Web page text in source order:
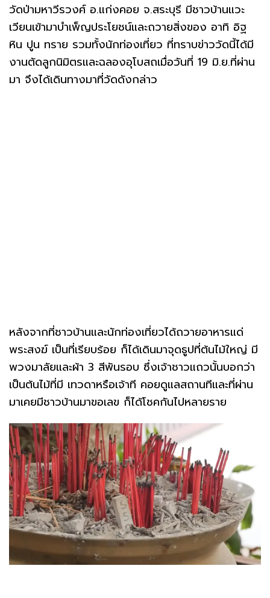
วัดป่ามหาวีรวงศ์ อ.แก่งคอย จ.สระบุรี มีชาวบ้านแวะ
เวียนเข้ามาบำเพ็ญประโยชน์และถวายสิ่งของ อาทิ อิฐ
หิน ปูน ทราย รวมทั้งนักท่องเที่ยว ที่ทราบข่าววัดนี้ได้มี
งานตัดลูกนิมิตรและฉลองอุโบสถเมื่อวันที่ 19 มิ.ย.ที่ผ่าน
มา จึงได้เดินทางมาที่วัดดังกล่าว
หลังจากที่ชาวบ้านและนักท่องเที่ยวได้ถวายอาหารแด่
พระสงฆ์ เป็นที่เรียบร้อย ก็ได้เดินมาจุดธูปที่ต้นไม้ใหญ่ มี
พวงมาลัยและผ้า 3 สีพันรอบ ซึ่งเจ้าชาวแถวนั้นบอกว่า
เป็นต้นไม้ที่มี เทวดาหรือเจ้าที คอยดูแลสถานทีและที่ผ่าน
มาเคยมีชาวบ้านมาขอเลข ก็ได้โชคกันไปหลายราย